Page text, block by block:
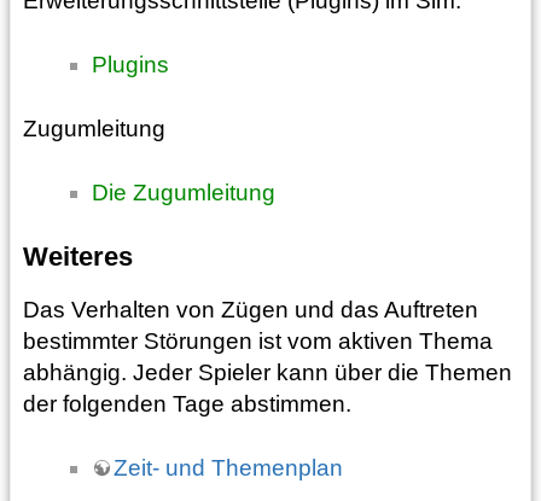
Plugins
Zugumleitung
Die Zugumleitung
Weiteres
Das Verhalten von Zügen und das Auftreten
bestimmter Störungen ist vom aktiven Thema
abhängig. Jeder Spieler kann über die Themen
der folgenden Tage abstimmen.
Zeit- und Themenplan